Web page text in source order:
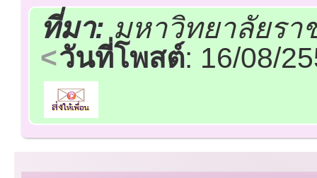
ที่มา:มหาวิทยาลัยรา
วันที่โพสต์: 16/08/